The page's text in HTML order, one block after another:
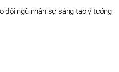
đội ngũ nhân sự sáng tạo ý tưởng